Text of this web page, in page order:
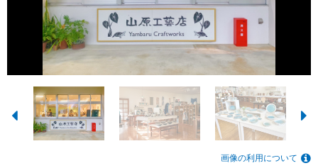
画像の利用について